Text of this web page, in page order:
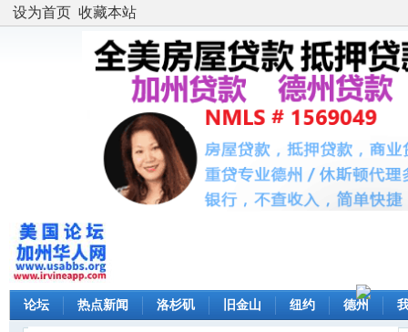
设为首页 收藏本站
论坛 热点新闻 洛杉矶 旧金山 纽约 德州